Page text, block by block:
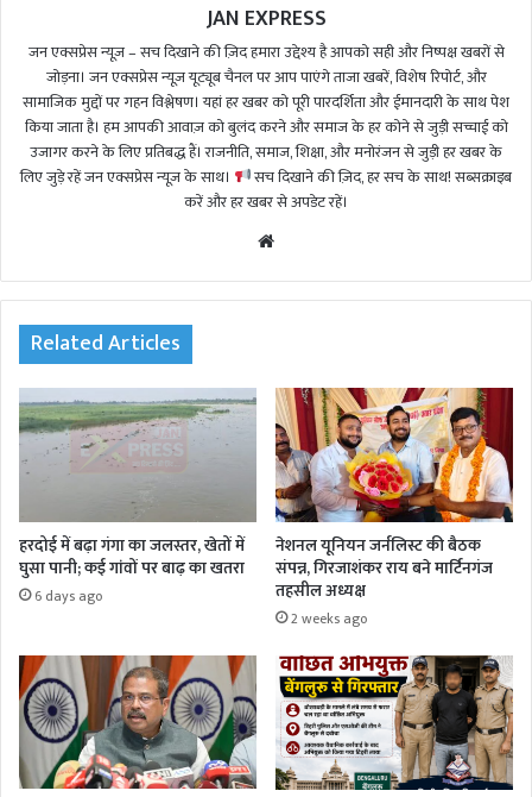
JAN EXPRESS
जन एक्सप्रेस न्यूज़ – सच दिखाने की ज़िद हमारा उद्देश्य है आपको सही और निष्पक्ष खबरों से
जोड़ना। जन एक्सप्रेस न्यूज़ यूट्यूब चैनल पर आप पाएंगे ताजा खबरें, विशेष रिपोर्ट, और
सामाजिक मुद्दों पर गहन विश्लेषण। यहां हर खबर को पूरी पारदर्शिता और ईमानदारी के साथ पेश
किया जाता है। हम आपकी आवाज़ को बुलंद करने और समाज के हर कोने से जुड़ी सच्चाई को
उजागर करने के लिए प्रतिबद्ध हैं। राजनीति, समाज, शिक्षा, और मनोरंजन से जुड़ी हर खबर के
लिए जुड़े रहें जन एक्सप्रेस न्यूज़ के साथ।
सच दिखाने की ज़िद, हर सच के साथ! सब्सक्राइब
करें और हर खबर से अपडेट रहें।
te
Related Articles
हरदोई में बढ़ा गंगा का जलस्तर, खेतों में
घुसा पानी; कई गांवों पर बाढ़ का खतरा
6 days ago
नेशनल यूनियन जर्नलिस्ट की बैठक
संपन्न, गिरजाशंकर राय बने मार्टिनगंज
तहसील अध्यक्ष
2 weeks ago